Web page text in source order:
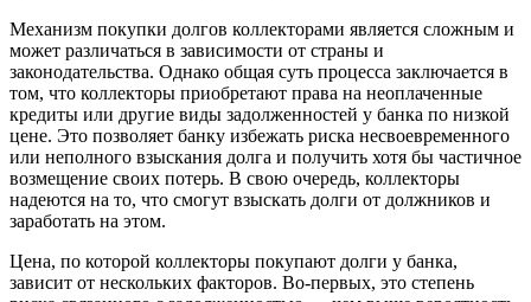
Механизм покупки долгов коллекторами является сложным и
может различаться в зависимости от страны и
законодательства. Однако общая суть процесса заключается в
том, что коллекторы приобретают права на неоплаченные
кредиты или другие виды задолженностей у банка по низкой
цене. Это позволяет банку избежать риска несвоевременного
или неполного взыскания долга и получить хотя бы частичное
возмещение своих потерь. В свою очередь, коллекторы
надеются на то, что смогут взыскать долги от должников и
заработать на этом.
Цена, по которой коллекторы покупают долги у банка,
зависит от нескольких факторов. Во-первых, это степень